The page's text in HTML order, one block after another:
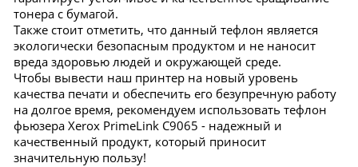
тонера с бумагой.
Также стоит отметить, что данный тефлон является
экологически безопасным продуктом и не наносит
вреда здоровью людей и окружающей среде.
Чтобы вывести наш принтер на новый уровень
качества печати и обеспечить его безупречную работу
на долгое время, рекомендуем использовать тефлон
фьюзера Xerox PrimeLink C9065 - надежный и
качественный продукт, который приносит
значительную пользу!